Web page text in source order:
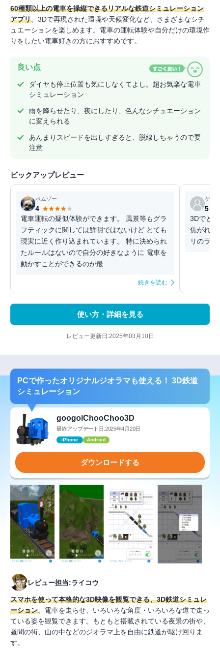
60種類以上の電車を操縦できるリアルな鉄道シミュレーション
アプリ。3Dで再現された環境や天候変化など、さまざまなシチ
ュエーションを楽しめます。電車の運転体験や自分だけの環境作
りをしたい電車好きの方におすすめです。
良い点
ダイヤも停止位置も気にしなくてよし。超お気楽な電車
シミュレーション
雨を降らせたり、夜にしたり、色んなシチュエーション
に変えられる
あんまりスピードを出しすぎると、脱線しちゃうので要
注意
ピックアップレビュー
ボムゾー
4
電車運転の疑似体験ができます。 風景等もグラ
フティックに関しては鮮明ではないけど とても
現実に近く作り込まれています。 特に決められ
たルールはないので自分の好きなように 電車を
動かすことができるのが最...
続きを読む
ゲス
5
3Dでと
焦がれて
リのラ
使い方・詳細を見る
レビュー更新日:2025年03月10日
PCで作ったオリジナルジオラマも使える！ 3D鉄道
シミュレーション
googolChooChoo3D
最終アップデート日:2025年4月20日
iPhone Android
ダウンロードする
レビュー担当:ライコウ
スマホを使って本格的な3D映像を観覧できる、3D鉄道シミュレ
ーション。電車を走らせ、いろいろな角度・いろいろな道で走っ
ている姿を観覧できます。もともと搭載されている夜景の街や、
昼間の街、山の中などのジオラマ上を自由に鉄道が駆け回りま
す。